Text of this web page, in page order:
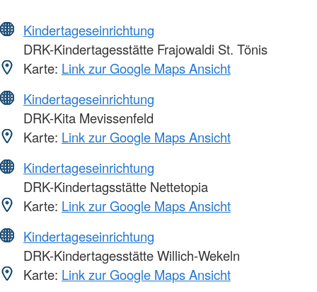
Kindertageseinrichtung
DRK-Kindertagesstätte Frajowaldi St. Tönis
Karte: Link zur Google Maps Ansicht
Kindertageseinrichtung
DRK-Kita Mevissenfeld
Karte: Link zur Google Maps Ansicht
Kindertageseinrichtung
DRK-Kindertagsstätte Nettetopia
Karte: Link zur Google Maps Ansicht
Kindertageseinrichtung
DRK-Kindertagesstätte Willich-Wekeln
Karte: Link zur Google Maps Ansicht